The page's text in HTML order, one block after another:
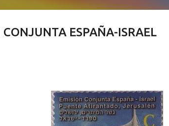
ESPAÑA-ISRAEL